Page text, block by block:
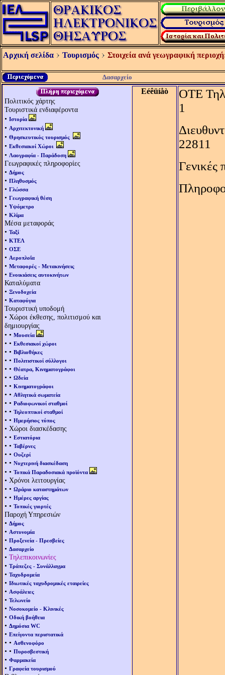
Αρχική σελίδα Τουρισμός Στοιχεία ανά γεωγραφική
Δασαρχείο
Πολιτικός χάρτης
Τουριστικά ενδιαφέροντα
• Ιστορία
• Αρχιτεκτονική
• Θρησκευτικός τουρισμός
• Εκθεσιακοί Χώροι
• Λαογραφία - Παράδοση
Γεωγραφικές πληροφορίες
• Δήμος
• Πληθυσμός
• Γλώσσα
• Γεωγραφική θέση
• Υψόμετρο
• Κλίμα
Μέσα μεταφοράς
• Ταξί
• ΚΤΕΛ
• ΟΣΕ
• Αεροπλοΐα
• Μεταφορές - Μετακινήσεις
• Ενοικιάσεις αυτοκινήτων
Καταλύματα
• Ξενοδοχεία
• Καταφύγια
Τουριστική υποδομή
• Χώροι έκθεσης, πολιτισμού και
δημιουργίας
• • Μουσεία
• • Εκθεσιακοί χώροι
• • Βιβλιοθήκες
• • Πολιτιστικοί σύλλογοι
• • Θέατρα, Κινηματογράφοι
• • Ωδεία
• • Κινηματογράφοι
• • Αθλητικά σωματεία
• • Ραδιοφωνικοί σταθμοί
• • Τηλεοπτικοί σταθμοί
• • Ημερήσιος τύπος
• Χώροι διασκέδασης
• • Εστιατόρια
• • Ταβέρνες
• • Ουζερί
• • Νυχτερινή διασκέδαση
• • Τοπικά Παραδοσιακά προϊόντα
• Χρόνοι λειτουργίας
• • Ωράριο καταστημάτων
• • Ημέρες αργίας
• • Τοπικές γιορτές
Παροχή Υπηρεσιών
• Δήμος
• Αστυνομία
• Προξενεία - Πρεσβείες
• Δασαρχείο
• Τηλεπικοινωνίες
• Τράπεζες - Συνάλλαγμα
• Ταχυδρομεία
• Ιδιωτικές ταχυδρομικές εταιρείες
• Ασφάλειες
• Τελωνείο
• Νοσοκομείο - Κλινικές
• Οδική βοήθεια
• Δημόσια WC
• Επείγοντα περιστατικά
• • Ασθενοφόρο
• • Πυροσβεστική
• Φαρμακεία
• Γραφεία τουρισμού
Eéêüíåò
ΟΤΕ
1
22811
Γενικές